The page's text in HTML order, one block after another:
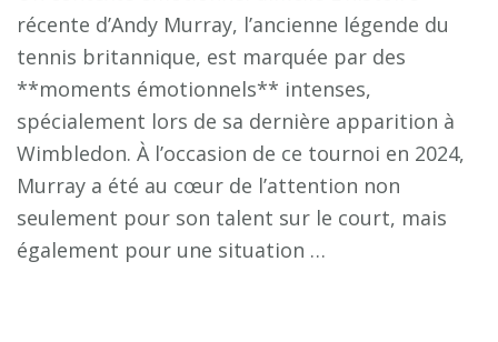
récente d’Andy Murray, l’ancienne légende du
tennis britannique, est marquée par des
**moments émotionnels** intenses,
spécialement lors de sa dernière apparition à
Wimbledon. À l’occasion de ce tournoi en 2024,
Murray a été au cœur de l’attention non
seulement pour son talent sur le court, mais
également pour une situation …